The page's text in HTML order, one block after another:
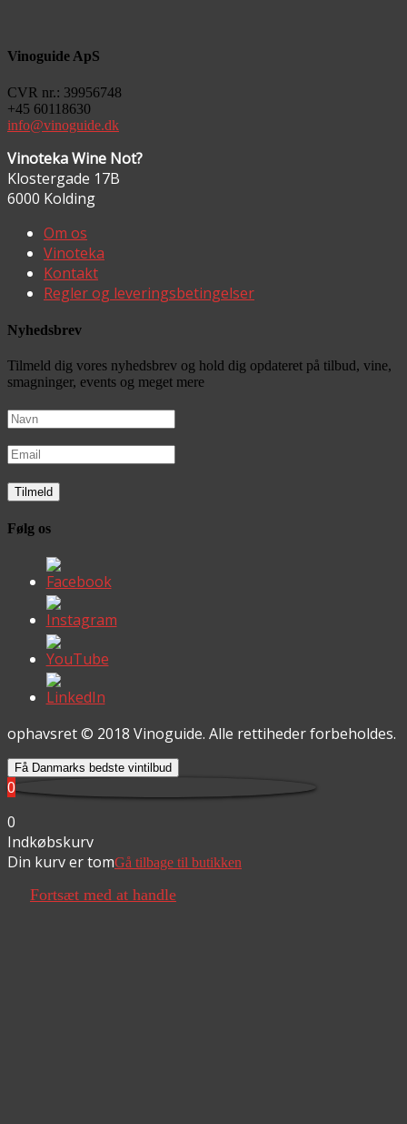
Vinoguide ApS
CVR nr.: 39956748
+45 60118630
info@vinoguide.dk
Vinoteka Wine Not?
Klostergade 17B
6000 Kolding
Om os
Vinoteka
Kontakt
Regler og leveringsbetingelser
Nyhedsbrev
Tilmeld dig vores nyhedsbrev og hold dig opdateret på tilbud, vine,
smagninger, events og meget mere
Følg os
ophavsret © 2018 Vinoguide. Alle rettiheder forbeholdes.
Få Danmarks bedste vintilbud
0
0
Indkøbskurv
Din kurv er tomGå tilbage til butikken
Fortsæt med at handle